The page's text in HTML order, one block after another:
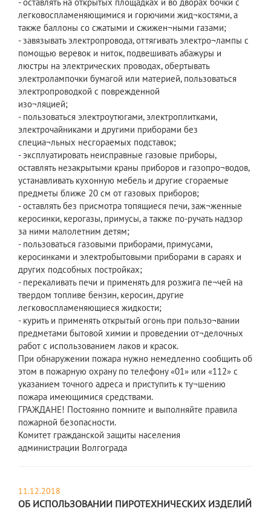
легковоспламеняющимися и горючими жид¬костями, а
также баллоны со сжатыми и сжижен¬ными газами;
- завязывать электропровода, оттягивать электро¬лампы с
помощью веревок и ниток, подвешивать абажуры и
люстры на электрических проводах, обертывать
электролампочки бумагой или материей, пользоваться
электропроводкой с поврежденной
изо¬ляцией;
- пользоваться электроутюгами, электроплитками,
электрочайниками и другими приборами без
специа¬льных несгораемых подставок;
- эксплуатировать неисправные газовые приборы,
оставлять незакрытыми краны приборов и газопро¬водов,
устанавливать кухонную мебель и другие сгораемые
предметы ближе 20 см от газовых приборов;
- оставлять без присмотра топящиеся печи, заж¬женные
керосинки, керогазы, примусы, а также по-ручать надзор
за ними малолетним детям;
- пользоваться газовыми приборами, примусами,
керосинками и электробытовыми приборами в сараях и
других подсобных постройках;
- перекаливать печи и применять для розжига пе¬чей на
твердом топливе бензин, керосин, другие
легковоспламеняющиеся жидкости;
- курить и применять открытый огонь при пользо¬вании
предметами бытовой химии и проведении от¬делочных
работ с использованием лаков и красок.
При обнаружении пожара нужно немедленно сообщить об
этом в пожарную охрану по телефону «01» или «112» с
указанием точного адреса и приступить к ту¬шению
пожара имеющимися средствами.
ГРАЖДАНЕ! Постоянно помните и выполняйте правила
пожарной безопасности.
Комитет гражданской защиты населения
администрации Волгограда
11.12.2018
ОБ ИСПОЛЬЗОВАНИИ ПИРОТЕХНИЧЕСКИХ ИЗДЕЛИЙ